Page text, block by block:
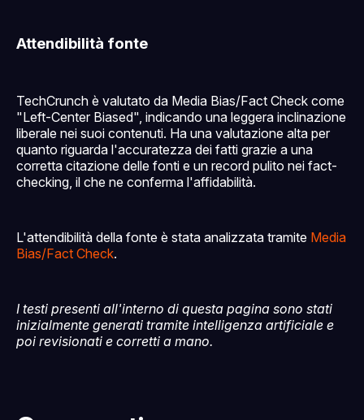
Attendibilità fonte
TechCrunch è valutato da Media Bias/Fact Check come
"Left-Center Biased", indicando una leggera inclinazione
liberale nei suoi contenuti. Ha una valutazione alta per
quanto riguarda l'accuratezza dei fatti grazie a una
corretta citazione delle fonti e un record pulito nei fact-
checking, il che ne conferma l'affidabilità.
L'attendibilità della fonte è stata analizzata tramite Media
Bias/Fact Check.
I testi presenti all'interno di questa pagina sono stati
inizialmente generati tramite intelligenza artificiale e
poi revisionati e corretti a mano.